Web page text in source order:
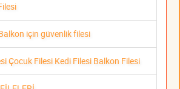
için güvenlik filesi
Çocuk Filesi Kedi Filesi Balkon Filesi